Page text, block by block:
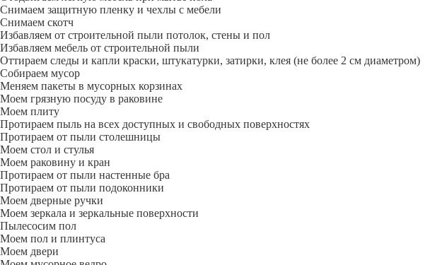
Снимаем защитную пленку и чехлы с мебели
Снимаем скотч
Избавляем от строительной пыли потолок, стены и пол
Избавляем мебель от строительной пыли
Оттираем следы и капли краски, штукатурки, затирки, клея (не более 2 см диаметром)
Собираем мусор
Меняем пакеты в мусорных корзинах
Моем грязную посуду в раковине
Моем плиту
Протираем пыль на всех доступных и свободных поверхностях
Протираем от пыли столешницы
Моем стол и стулья
Моем раковину и кран
Протираем от пыли настенные бра
Протираем от пыли подоконники
Моем дверные ручки
Моем зеркала и зеркальные поверхности
Пылесосим пол
Моем пол и плинтуса
Моем двери